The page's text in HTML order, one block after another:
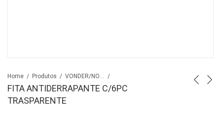
Home Produtos VONDER/NOVE54/ECOFER
FITA ANTIDERRAPANTE C/6PC
TRASPARENTE